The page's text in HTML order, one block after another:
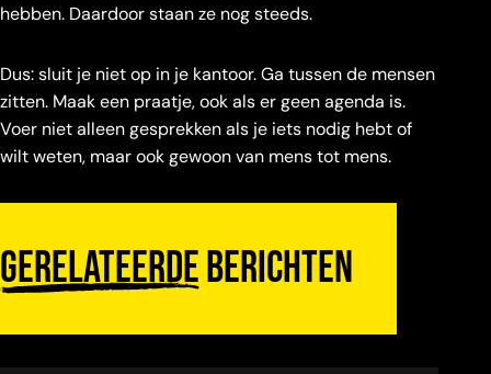
hebben. Daardoor staan ze nog steeds.
Dus: sluit je niet op in je kantoor. Ga tussen de mensen
zitten. Maak een praatje, ook als er geen agenda is.
Voer niet alleen gesprekken als je iets nodig hebt of
wilt weten, maar ook gewoon van mens tot mens.
Gerelateerdeberichten